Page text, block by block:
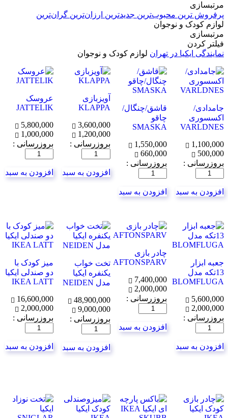
مرتبسازی
پرفروش ترین محبوب‌ترین جدیدترین ارزان‌ترین گران‌ترین
لوازم کودک و نوجوان
مرتبسازی
فیلتر کردن
نمایندگی ایکیا در تهران لوازم کودک و نوجوان
جامدادی/
اکسسوری
VARLDNES
1,100,000
500,000
بروزرسانی :
تعداد
افزودن به سبد
قاشق/چنگال/
چاقو
SMASKA
1,550,000
660,000
بروزرسانی :
تعداد
افزودن به سبد
آویزبازی
KLAPPA
3,600,000
1,200,000
بروزرسانی :
تعداد
افزودن به سبد
عروسک
JATTELIK
5,800,000
1,000,000
بروزرسانی :
تعداد
افزودن به سبد
جعبه ابزار
13تکه مدل
BLOMFLUGA
5,600,000
2,000,000
بروزرسانی :
تعداد
افزودن به سبد
چادر بازی
AFTONSPARV
7,400,000
2,000,000
بروزرسانی :
تعداد
افزودن به سبد
تخت خواب
یکنفره ایکیا
مدل NEIDEN
48,900,000
9,000,000
بروزرسانی :
تعداد
افزودن به سبد
میز کودک با
دو صندلی ایکیا
IKEA LATT
16,600,000
2,000,000
بروزرسانی :
تعداد
افزودن به سبد